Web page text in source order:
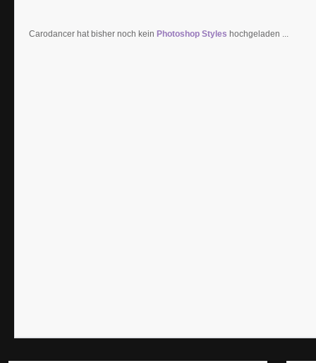
Carodancer hat bisher noch kein Photoshop Styles hochgeladen ...